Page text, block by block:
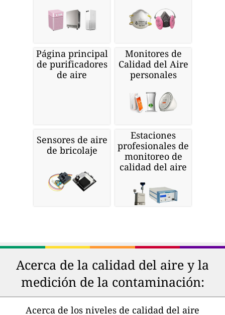
Página principal
de purificadores
de aire
Monitores de
Calidad del Aire
personales
Sensores de aire
de bricolaje
Estaciones
profesionales de
monitoreo de
calidad del aire
Acerca de la calidad del aire y la
medición de la contaminación:
Acerca de los niveles de calidad del aire